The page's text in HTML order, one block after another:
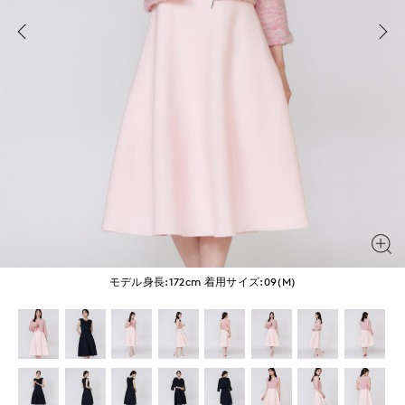
モデル身長:172cm 着用サイズ:09(M)